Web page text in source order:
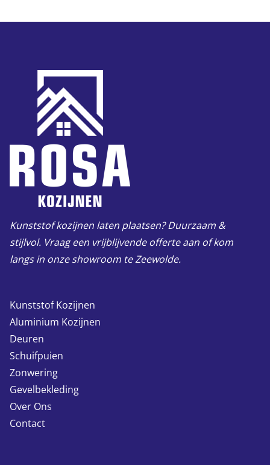
Kunststof kozijnen laten plaatsen? Duurzaam &
stijlvol. Vraag een vrijblijvende offerte aan of kom
langs in onze showroom te Zeewolde.
Kunststof Kozijnen
Aluminium Kozijnen
Deuren
Schuifpuien
Zonwering
Gevelbekleding
Over Ons
Contact